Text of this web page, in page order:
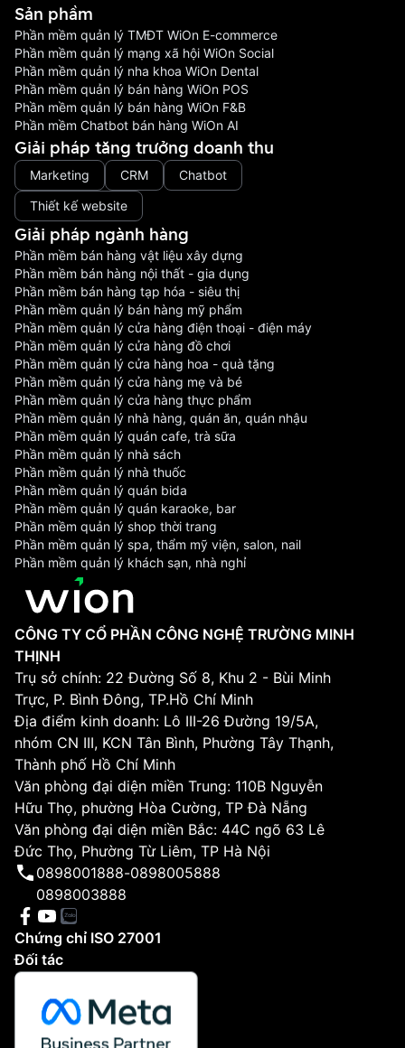
Sản phầm
Phần mềm quản lý TMĐT WiOn E-commerce
Phần mềm quản lý mạng xã hội WiOn Social
Phần mềm quản lý nha khoa WiOn Dental
Phần mềm quản lý bán hàng WiOn POS
Phần mềm quản lý bán hàng WiOn F&B
Phần mềm Chatbot bán hàng WiOn AI
Giải pháp tăng trưởng doanh thu
Marketing CRM
Chatbot
Thiết kế website
Giải pháp ngành hàng
Phần mềm bán hàng vật liệu xây dựng
Phần mềm bán hàng nội thất - gia dụng
Phần mềm bán hàng tạp hóa - siêu thị
Phần mềm quản lý bán hàng mỹ phẩm
Phần mềm quản lý cửa hàng điện thoại - điện máy
Phần mềm quản lý cửa hàng đồ chơi
Phần mềm quản lý cửa hàng hoa - quà tặng
Phần mềm quản lý cửa hàng mẹ và bé
Phần mềm quản lý cửa hàng thực phẩm
Phần mềm quản lý nhà hàng, quán ăn, quán nhậu
Phần mềm quản lý quán cafe, trà sữa
Phần mềm quản lý nhà sách
Phần mềm quản lý nhà thuốc
Phần mềm quản lý quán bida
Phần mềm quản lý quán karaoke, bar
Phần mềm quản lý shop thời trang
Phần mềm quản lý spa, thẩm mỹ viện, salon, nail
Phần mềm quản lý khách sạn, nhà nghỉ
CÔNG TY CỔ PHẦN CÔNG NGHỆ TRƯỜNG MINH
THỊNH
Trụ sở chính: 22 Đường Số 8, Khu 2 - Bùi Minh
Trực, P. Bình Đông, TP.Hồ Chí Minh
Địa điểm kinh doanh: Lô III-26 Đường 19/5A,
nhóm CN III, KCN Tân Bình, Phường Tây Thạnh,
Thành phố Hồ Chí Minh
Văn phòng đại diện miền Trung: 110B Nguyễn
Hữu Thọ, phường Hòa Cường, TP Đà Nẵng
Văn phòng đại diện miền Bắc: 44C ngõ 63 Lê
Đức Thọ, Phường Từ Liêm, TP Hà Nội
0898001888-0898005888
0898003888
Chứng chỉ ISO 27001
Đối tác